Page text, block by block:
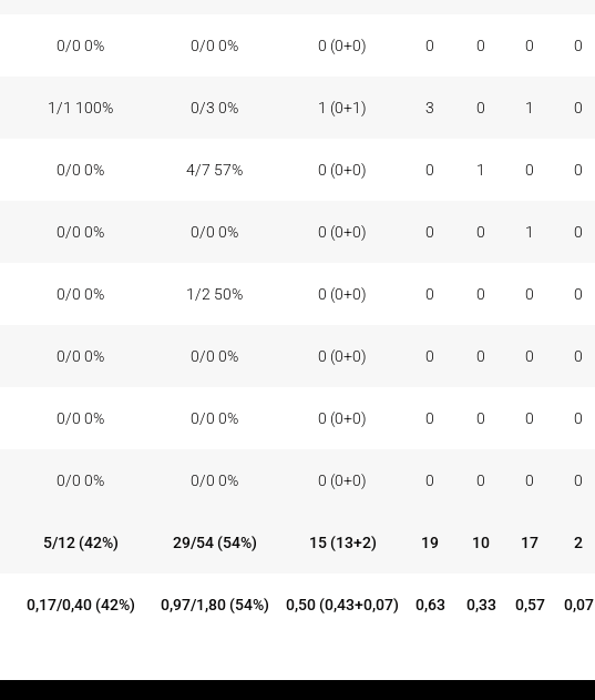
0/0 0% 0/0 0% 0 (0+0) 0 0 0 0
1/1 100% 0/3 0% 1 (0+1) 3 0 1 0
0/0 0% 4/7 57% 0 (0+0) 0 1 0 0
0/0 0% 0/0 0% 0 (0+0) 0 0 1 0
0/0 0% 1/2 50% 0 (0+0) 0 0 0 0
0/0 0% 0/0 0% 0 (0+0) 0 0 0 0
0/0 0% 0/0 0% 0 (0+0) 0 0 0 0
0/0 0% 0/0 0% 0 (0+0) 0 0 0 0
5/12 (42%) 29/54 (54%) 15 (13+2) 19 10 17 2
0,17/0,40 (42%) 0,97/1,80 (54%) 0,50 (0,43+0,07) 0,63 0,33 0,57 0,07